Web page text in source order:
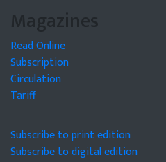
Magazines
Read Online
Subscription
Circulation
Tariff
Subscribe to print edition
Subscribe to digital edition